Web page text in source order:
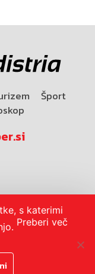
Šport
s katerimi
Preberi več